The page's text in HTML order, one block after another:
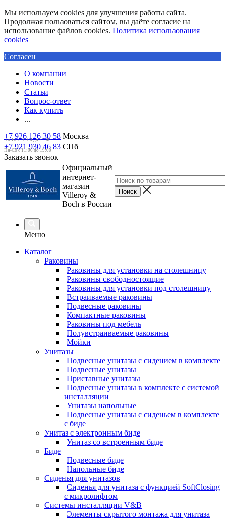
Мы используем cookies для улучшения работы сайта.
Продолжая пользоваться сайтом, вы даёте согласие на
использование файлов cookies. Политика использования
cookies
Согласен
О компании
Новости
Статьи
Вопрос-ответ
Как купить
...
+7 926 126 30 58 Москва
Пн-Вс с 10:00 до 21:00
+7 921 930 46 83 СПб
Пн-Сб c 11:00 до 19:00
Заказать звонок
Официальный
интернет-
магазин
Villeroy &
Boch в России
Меню
Каталог
Раковины
Раковины для установки на столешницу
Раковины свободностоящие
Раковины для установки под столешницу
Встраиваемые раковины
Подвесные раковины
Компактные раковины
Раковины под мебель
Полувстраиваемые раковины
Мойки
Унитазы
Подвесные унитазы с сидением в комплекте
Подвесные унитазы
Приставные унитазы
Подвесные унитазы в комплекте с системой
инсталляции
Унитазы напольные
Подвесные унитазы с сиденьем в комплекте
с биде
Унитаз с электронным биде
Унитаз со встроенным биде
Биде
Подвесные биде
Напольные биде
Сиденья для унитазов
Сиденья для унитаза с функцией SoftClosing
с микролифтом
Системы инсталляции V&B
Элементы скрытого монтажа для унитаза